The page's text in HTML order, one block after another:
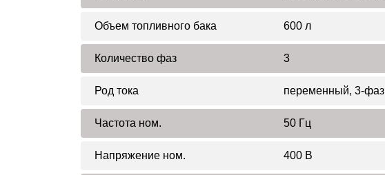
Объем топливного бака 600 л
Количество фаз 3
Род тока переменный, 3-
Частота ном. 50 Гц
Напряжение ном. 400 В